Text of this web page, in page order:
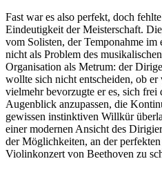
Fast war es also perfekt, doch
Eindeutigkeit der Meisterschaft.
vom Solisten, der Temponahme im
nicht als Problem des
Organisation als Metrum: der
wollte sich nicht entscheiden, ob
vielmehr bevorzugte er es, sich
Augenblick anzupassen, die
gewissen instinktiven Willkür
einer modernen Ansicht des
der Möglichkeiten, an der
Violinkonzert von Beethoven zu